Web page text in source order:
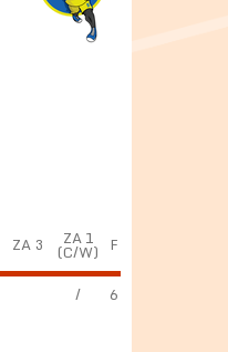
ZA 3 ZA 1
(C/W) F
/ 6